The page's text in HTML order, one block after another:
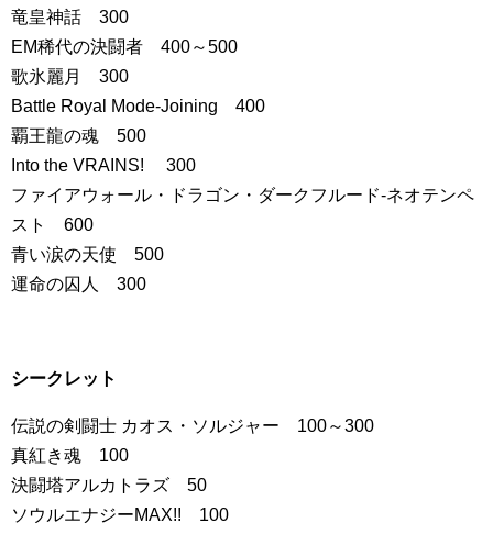
竜皇神話 300
EM稀代の決闘者 400～500
歌氷麗月 300
Battle Royal Mode-Joining 400
覇王龍の魂 500
Into the VRAINS! 300
ファイアウォール・ドラゴン・ダークフルード-ネオテンペ
スト 600
青い涙の天使 500
運命の囚人 300
シークレット
伝説の剣闘士 カオス・ソルジャー 100～300
真紅き魂 100
決闘塔アルカトラズ 50
ソウルエナジーMAX!! 100